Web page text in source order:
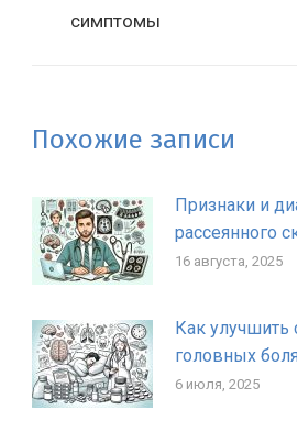
запись:
симптомы
Похожие записи
Признаки и
рассеянного
16 августа, 2025
Как улучшить
головных
6 июля, 2025